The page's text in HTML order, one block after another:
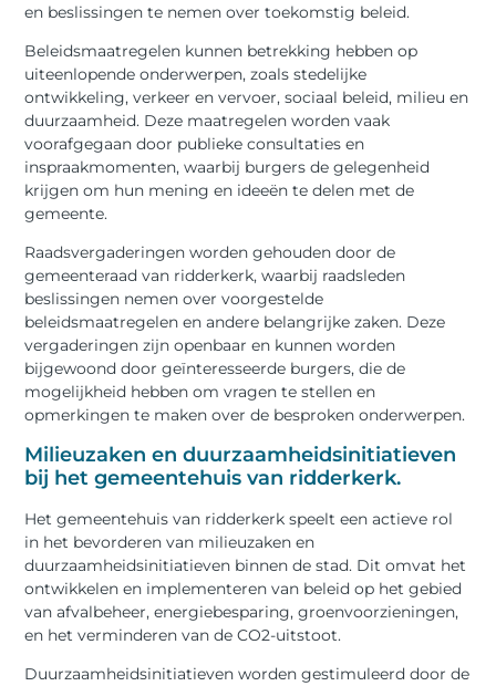
en beslissingen te nemen over toekomstig beleid.
Beleidsmaatregelen kunnen betrekking hebben op
uiteenlopende onderwerpen, zoals stedelijke
ontwikkeling, verkeer en vervoer, sociaal beleid, milieu en
duurzaamheid. Deze maatregelen worden vaak
voorafgegaan door publieke consultaties en
inspraakmomenten, waarbij burgers de gelegenheid
krijgen om hun mening en ideeën te delen met de
gemeente.
Raadsvergaderingen worden gehouden door de
gemeenteraad van ridderkerk, waarbij raadsleden
beslissingen nemen over voorgestelde
beleidsmaatregelen en andere belangrijke zaken. Deze
vergaderingen zijn openbaar en kunnen worden
bijgewoond door geïnteresseerde burgers, die de
mogelijkheid hebben om vragen te stellen en
opmerkingen te maken over de besproken onderwerpen.
Milieuzaken en duurzaamheidsinitiatieven
bij het gemeentehuis van ridderkerk.
Het gemeentehuis van ridderkerk speelt een actieve rol
in het bevorderen van milieuzaken en
duurzaamheidsinitiatieven binnen de stad. Dit omvat het
ontwikkelen en implementeren van beleid op het gebied
van afvalbeheer, energiebesparing, groenvoorzieningen,
en het verminderen van de CO2-uitstoot.
Duurzaamheidsinitiatieven worden gestimuleerd door de